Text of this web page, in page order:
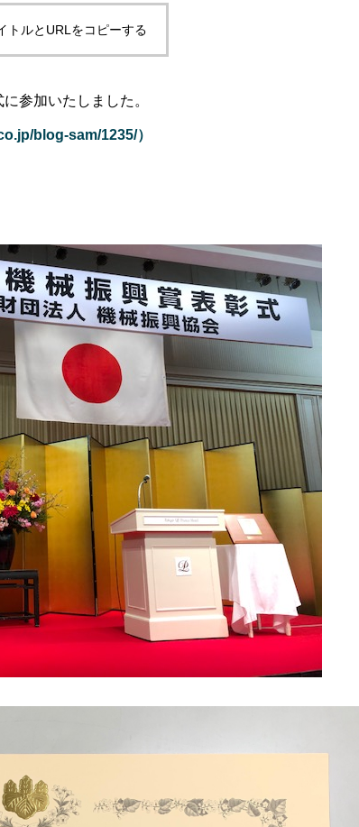
トルとURLをコピーする
参加いたしました。
blog-sam/1235/）